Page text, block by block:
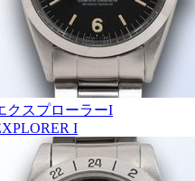
クスプローラーI
I